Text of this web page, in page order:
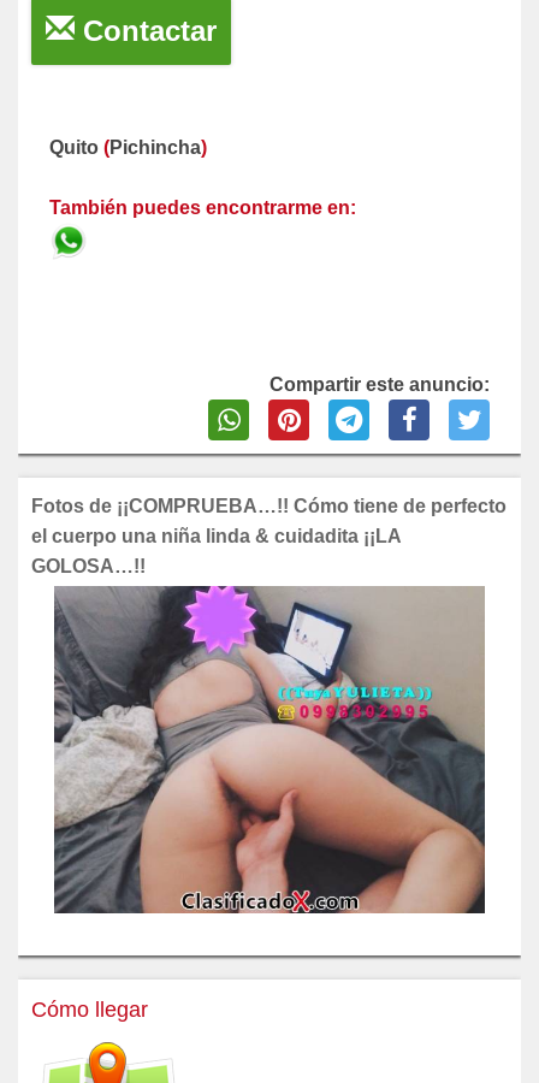
Contactar
Quito (Pichincha)
También puedes encontrarme en:
Compartir este anuncio:
Fotos de ¡¡COMPRUEBA…!! Cómo tiene de perfecto
el cuerpo una niña linda & cuidadita ¡¡LA
GOLOSA…!!
Cómo llegar